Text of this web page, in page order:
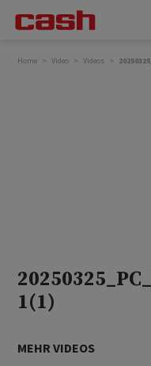
Home Video Videos
1(1)
MEHR VIDEOS